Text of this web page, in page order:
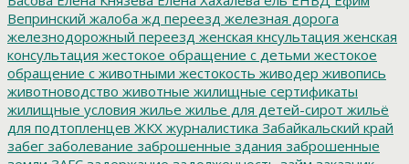
Вепринский жалоба жд переезд железная дорога
железнодорожный переезд женская кнсультация женская
консультация жестокое обращение с детьми жестокое
обращение с животными жестокость живодер живопись
животноводство животные жилищные сертификаты
жилищные условия жилье жилье для детей-сирот жильё
для подтопленцев ЖКХ журналистика Забайкальский край
забег заболевание заброшенные здания заброшенные